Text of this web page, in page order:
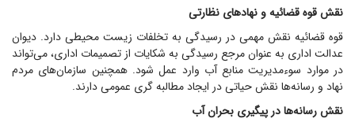
نقش قوه قضائیه و نهاد‌های نظارتی
قوه قضائیه نقش مهمی در رسیدگی به تخلفات زیست محیطی دارد. دیوان
عدالت اداری به عنوان مرجع رسیدگی به شکایات از تصمیمات اداری، می‌تواند
در موارد سوءمدیریت منابع آب وارد عمل شود. همچنین سازمان‌های مردم
نهاد و رسانه‌ها نقش حیاتی در ایجاد مطالبه گری عمومی دارند.
نقش رسانه‌ها در پیگیری بحران آب